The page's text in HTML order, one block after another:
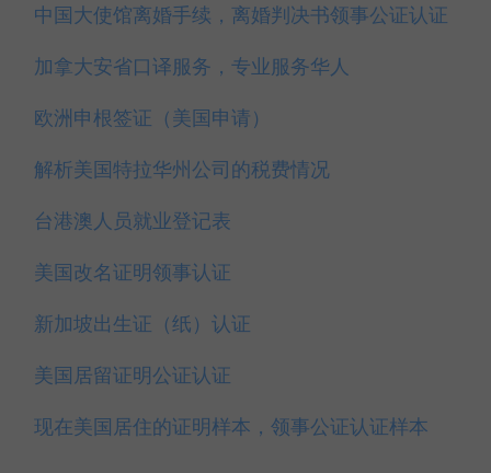
中国大使馆离婚手续，离婚判决书领事公证认证
加拿大安省口译服务，专业服务华人
欧洲申根签证（美国申请）
解析美国特拉华州公司的税费情况
台港澳人员就业登记表
美国改名证明领事认证
新加坡出生证（纸）认证
美国居留证明公证认证
现在美国居住的证明样本，领事公证认证样本